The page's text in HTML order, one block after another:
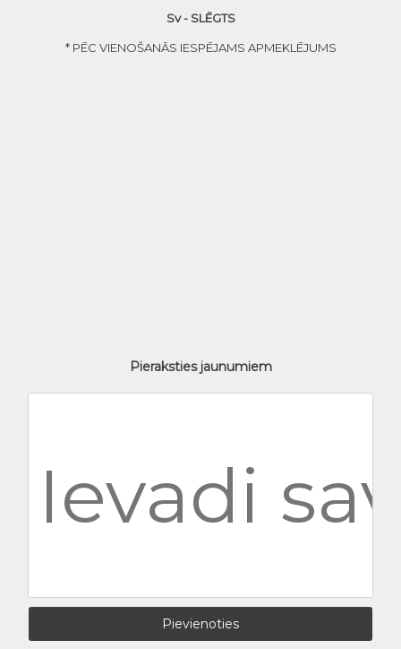
Sv - SLĒGTS
* PĒC VIENOŠANĀS IESPĒJAMS APMEKLĒJUMS
Pieraksties jaunumiem